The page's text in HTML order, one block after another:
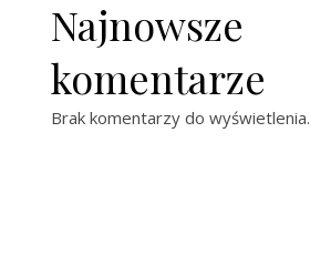
Najnowsze
komentarze
Brak komentarzy do wyświetlenia.